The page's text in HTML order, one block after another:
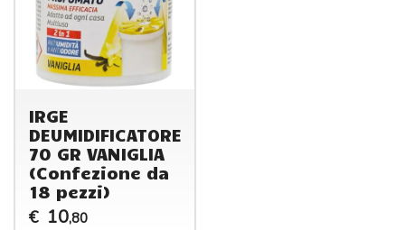
IRGE
DEUMIDIFICATORE
70 GR VANIGLIA
(Confezione da
18 pezzi)
€ 10,80